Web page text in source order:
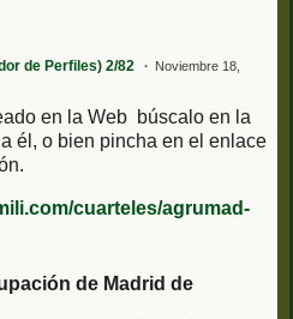
de Perfiles) 2/82
Noviembre 18,
en la Web búscalo en la
él, o bien pincha en el enlace
cuarteles/agrumad-
de Madrid de